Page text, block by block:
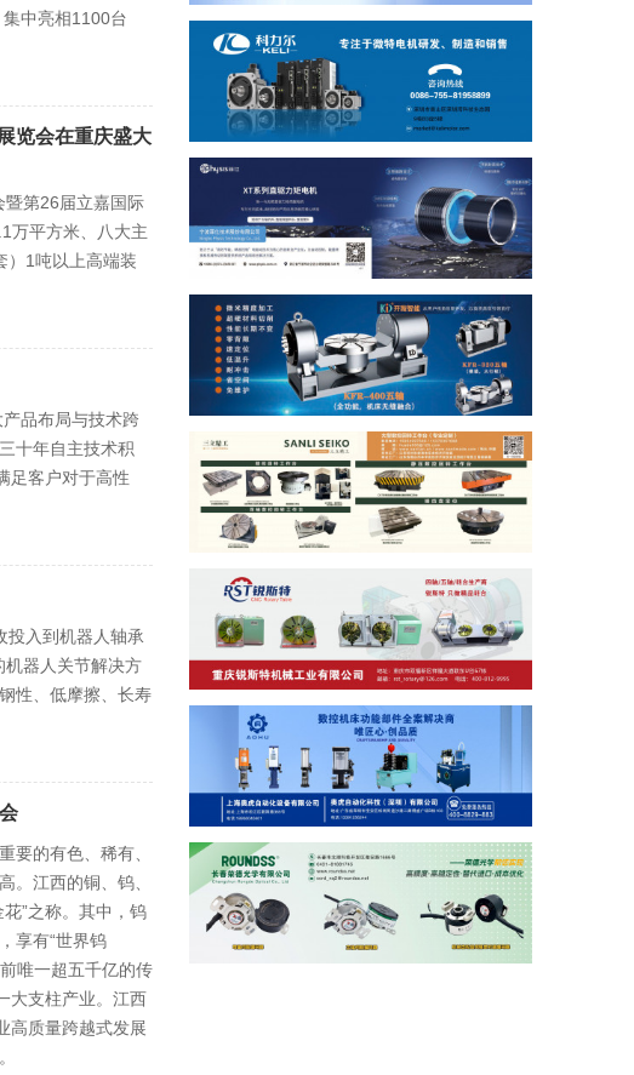
中亮相1100台
览会在重庆盛大
暨第26届立嘉国际
万平方米、八大主
）1吨以上高端装
品布局与技术跨
十年自主技术积
足客户对于高性
投入到机器人轴承
器人关节解决方
性、低摩擦、长寿
要的有色、稀有、
。江西的铜、钨、
”之称。其中，钨
享有“世界钨
唯一超五千亿的传
大支柱产业。江西
高质量跨越式发展